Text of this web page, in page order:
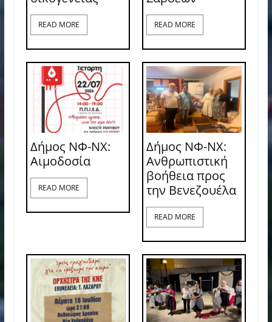
READ MORE READ MORE
Δήμος ΝΦ-ΝΧ:
Aιμοδοσία
READ MORE
Δήμος ΝΦ-ΝΧ:
Ανθρωπιστική
βοήθεια προς
την Βενεζουέλα
READ MORE